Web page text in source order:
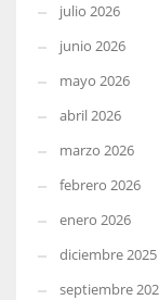
julio 2026
junio 2026
mayo 2026
abril 2026
marzo 2026
febrero 2026
enero 2026
diciembre 2025
septiembre